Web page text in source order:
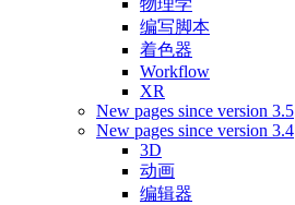
物理学
编写脚本
着色器
Workflow
XR
New pages since version 3.5
New pages since version 3.4
3D
动画
编辑器